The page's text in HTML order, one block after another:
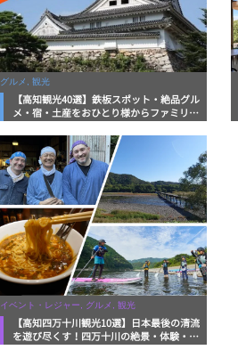
グルメ, 観光
【高知観光40選】鉄板スポット・絶品グル
メ・宿・土産をおひとり様からファミリー
イベント・レジャー, グルメ, 観光
【高知四万十川観光10選】日本最後の清流
を遊び尽くす！四万十川の絶景・体験・グ